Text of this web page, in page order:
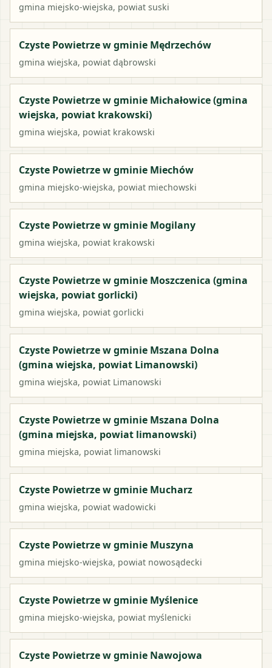
gmina miejsko-wiejska, powiat suski
Czyste Powietrze w gminie Mędrzechów
gmina wiejska, powiat dąbrowski
Czyste Powietrze w gminie Michałowice (gmina
wiejska, powiat krakowski)
gmina wiejska, powiat krakowski
Czyste Powietrze w gminie Miechów
gmina miejsko-wiejska, powiat miechowski
Czyste Powietrze w gminie Mogilany
gmina wiejska, powiat krakowski
Czyste Powietrze w gminie Moszczenica (gmina
wiejska, powiat gorlicki)
gmina wiejska, powiat gorlicki
Czyste Powietrze w gminie Mszana Dolna
(gmina wiejska, powiat Limanowski)
gmina wiejska, powiat Limanowski
Czyste Powietrze w gminie Mszana Dolna
(gmina miejska, powiat limanowski)
gmina miejska, powiat limanowski
Czyste Powietrze w gminie Mucharz
gmina wiejska, powiat wadowicki
Czyste Powietrze w gminie Muszyna
gmina miejsko-wiejska, powiat nowosądecki
Czyste Powietrze w gminie Myślenice
gmina miejsko-wiejska, powiat myślenicki
Czyste Powietrze w gminie Nawojowa